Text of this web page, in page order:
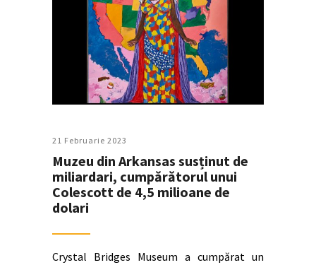
21 Februarie 2023
Muzeu din Arkansas susținut de
miliardari, cumpărătorul unui
Colescott de 4,5 milioane de
dolari
Crystal Bridges Museum a cumpărat un